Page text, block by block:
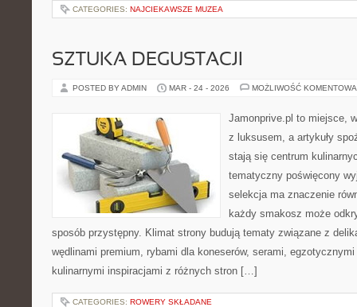
CATEGORIES: NAJCIEKAWSZE MUZEA
SZTUKA DEGUSTACJI
POSTED BY ADMIN MAR - 24 - 2026 MOŻLIWOŚĆ
Jamonprive.pl to miejsce,
z luksusem, a artykuły
stają się centrum
tematyczny poświęcony
selekcja ma znaczenie
każdy smakosz może
sposób przystępny. Klimat strony budują tematy związane z
wędlinami premium, rybami dla koneserów, serami, egzotycznymi
kulinarnymi inspiracjami z różnych stron […]
CATEGORIES: ROWERY SKŁADANE